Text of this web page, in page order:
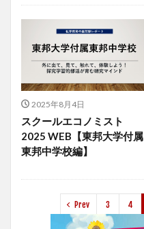
2025年8月4日
スクールエコノミスト
2025 WEB【東邦大学付属
東邦中学校編】
Prev 3 4